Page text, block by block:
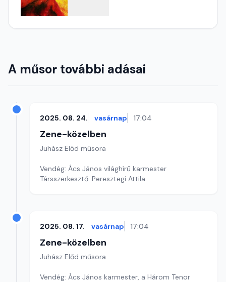
A műsor további adásai
2025. 08. 24. vasárnap 17:04
Zene-közelben
Juhász Előd műsora
Vendég: Ács János világhírű karmester
Társszerkesztő: Peresztegi Attila
2025. 08. 17. vasárnap 17:04
Zene-közelben
Juhász Előd műsora
Vendég: Ács János karmester, a Három Tenor